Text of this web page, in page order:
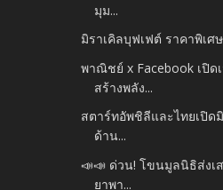
มุม...
มิราเคิลบุฟเฟต์ ราคาพิเศ
พาณิชย์ x Facebook เปิด
สร้างพลัง...
สตาร์ทอัพชิลีและไทยเปิด
ด้าน...
📣📣 ด่วน! โขนมูลนิธิส่ง
ยาพา...